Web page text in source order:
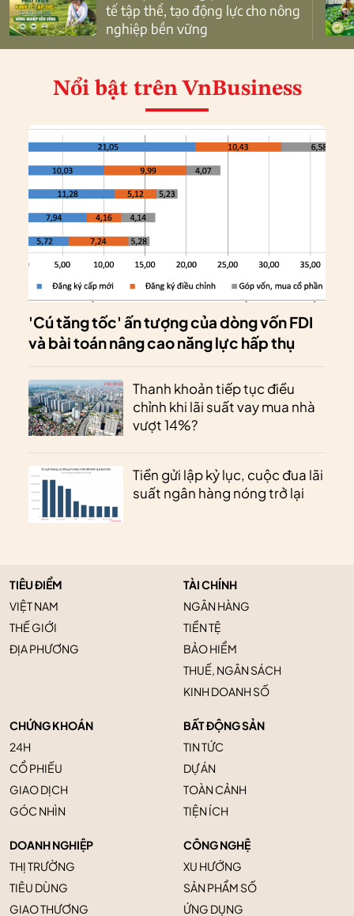
tế tập thể, tạo động lực cho nông
nghiệp bền vững
Nổi bật trên VnBusiness
'Cú tăng tốc' ấn tượng của dòng vốn FDI
và bài toán nâng cao năng lực hấp thụ
Thanh khoản tiếp tục điều
chỉnh khi lãi suất vay mua nhà
vượt 14%?
Tiền gửi lập kỷ lục, cuộc đua lãi
suất ngân hàng nóng trở lại
TIÊU ĐIỂM
VIỆT NAM
THẾ GIỚI
ĐỊA PHƯƠNG
TÀI CHÍNH
NGÂN HÀNG
TIỀN TỆ
BẢO HIỂM
THUẾ, NGÂN SÁCH
KINH DOANH SỐ
CHỨNG KHOÁN
24H
CỔ PHIẾU
GIAO DỊCH
GÓC NHÌN
BẤT ĐỘNG SẢN
TIN TỨC
DỰ ÁN
TOÀN CẢNH
TIỆN ÍCH
DOANH NGHIỆP
THỊ TRƯỜNG
TIÊU DÙNG
GIAO THƯƠNG
CÔNG NGHỆ
XU HƯỚNG
SẢN PHẨM SỐ
ỨNG DỤNG